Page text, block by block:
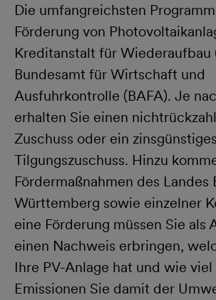
Die umfangreichsten
Förderung von
Kreditanstalt für Wiederaufbau
Bundesamt für Wirtschaft und
Ausfuhrkontrolle (BAFA). Je
erhalten Sie einen
Zuschuss oder ein
Tilgungszuschuss. Hinzu
Fördermaßnahmen des Landes
Württemberg sowie einzelner
eine Förderung müssen Sie als
einen Nachweis erbringen,
Ihre PV-Anlage hat und wie viel
Emissionen Sie damit der